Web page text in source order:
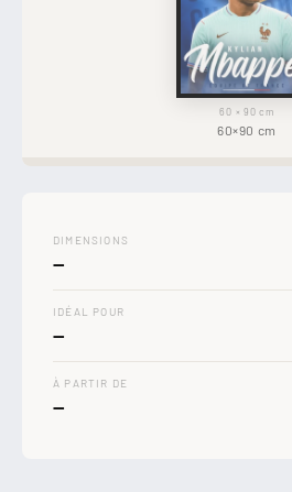
60 × 90 cm
60×90 cm
DIMENSIONS
—
IDÉAL POUR
—
À PARTIR DE
—